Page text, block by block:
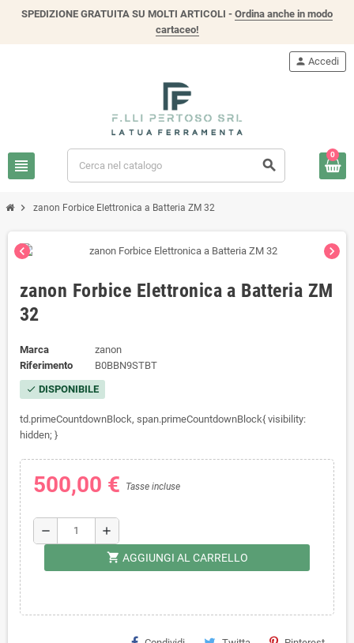
SPEDIZIONE GRATUITA SU MOLTI ARTICOLI - Ordina anche in modo
cartaceo!
view_headline search
person Accedi
0
chevron_right zanon Forbice Elettronica a Batteria ZM 32
chevron_left chevron_right
zanon Forbice Elettronica a Batteria ZM
32
Marca
zanon
Riferimento
B0BBN9STBT
check DISPONIBILE
td.primeCountdownBlock, span.primeCountdownBlock{ visibility:
hidden; }
500,00 € Tasse incluse
remove add
shopping_cart AGGIUNGI AL CARRELLO